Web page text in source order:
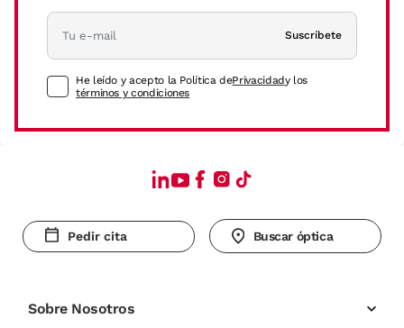
Suscríbete
He leído y acepto la Política dePrivacidady los
términos y condiciones
Pedir cita Buscar óptica
Sobre Nosotros